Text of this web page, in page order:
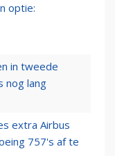
optie:
in tweede
nog lang
extra Airbus
757's af te